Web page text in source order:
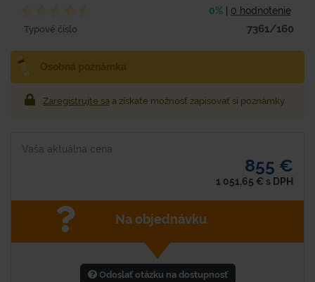
0% 0 hodnotenie
Typové číslo 7361/160
Zaregistrujte sa a získate možnosť zapisovať si poznámky
Vaša aktuálna cena
855 €
1 051,65 € s DPH
Na objednávku
Odoslať otázku na dostupnosť